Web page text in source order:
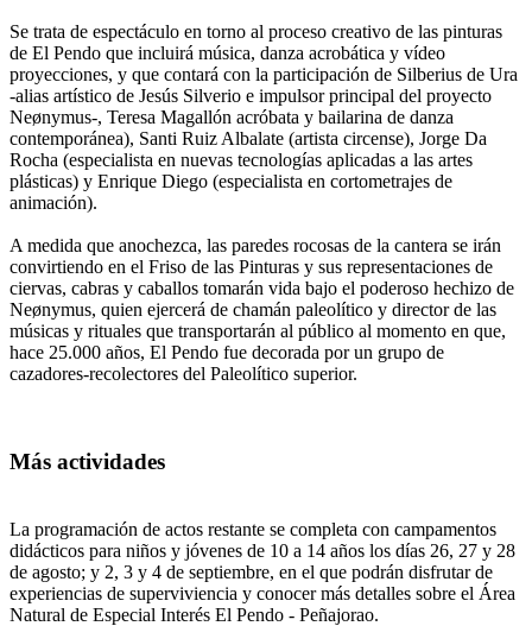
Se trata de espectáculo en torno al proceso creativo de las pinturas
de El Pendo que incluirá música, danza acrobática y vídeo
proyecciones, y que contará con la participación de Silberius de Ura
-alias artístico de Jesús Silverio e impulsor principal del proyecto
Neønymus-, Teresa Magallón acróbata y bailarina de danza
contemporánea), Santi Ruiz Albalate (artista circense), Jorge Da
Rocha (especialista en nuevas tecnologías aplicadas a las artes
plásticas) y Enrique Diego (especialista en cortometrajes de
animación).
A medida que anochezca, las paredes rocosas de la cantera se irán
convirtiendo en el Friso de las Pinturas y sus representaciones de
ciervas, cabras y caballos tomarán vida bajo el poderoso hechizo de
Neønymus, quien ejercerá de chamán paleolítico y director de las
músicas y rituales que transportarán al público al momento en que,
hace 25.000 años, El Pendo fue decorada por un grupo de
cazadores-recolectores del Paleolítico superior.
Más actividades
La programación de actos restante se completa con campamentos
didácticos para niños y jóvenes de 10 a 14 años los días 26, 27 y 28
de agosto; y 2, 3 y 4 de septiembre, en el que podrán disfrutar de
experiencias de superviviencia y conocer más detalles sobre el Área
Natural de Especial Interés El Pendo - Peñajorao.